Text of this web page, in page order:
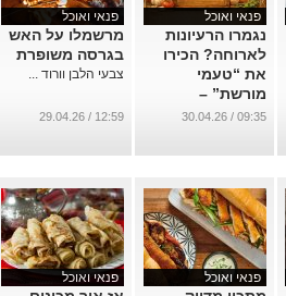
פנאי ואוכל
נגמרו הרעיונות
לארוחה? הכירו
את “טעמי
מורשת” –
כשהמטבח
היסטוריה
09:35 / 30.04.26
פנאי ואוכל
מרשמלו על האש
בגרסה משופרת
צבעי הלבן וורוד ...
12:59 / 29.04.26
פנאי ואוכל פנאי ואוכל